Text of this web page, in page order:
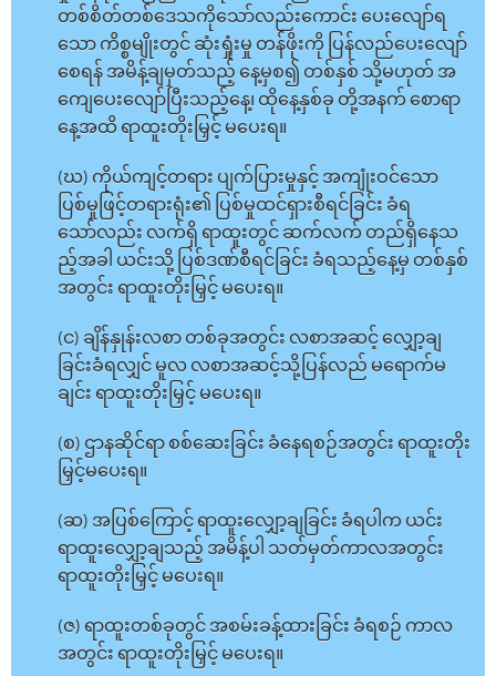
တစ်စိတ်တစ်ဒေသကိုသော်လည်းကောင်း ပေးလျော်ရ
သော ကိစ္စမျိုးတွင် ဆုံးရှုံးမှု တန်ဖိုးကို ပြန်လည်ပေးလျော်
စေရန် အမိန့်ချမှတ်သည့် နေ့မှစ၍ တစ်နှစ် သို့မဟုတ် အ
ကျေပေးလျော်ပြီးသည့်နေ့၊ ထိုနေ့နှစ်ခု တို့အနက် စောရာ
နေ့အထိ ရာထူးတိုးမြှင့် မပေးရ။
(ဃ) ကိုယ်ကျင့်တရား ပျက်ပြားမှုနှင့် အကျုံးဝင်သော
ပြစ်မှုဖြင့်တရားရုံး၏ ပြစ်မှုထင်ရှားစီရင်ခြင်း ခံရ
သော်လည်း လက်ရှိ ရာထူးတွင် ဆက်လက် တည်ရှိနေသ
ည့်အခါ ယင်းသို့ ပြစ်ဒဏ်စီရင်ခြင်း ခံရသည့်နေ့မှ တစ်နှစ်
အတွင်း ရာထူးတိုးမြှင့် မပေးရ။
(င) ချိန်နှုန်းလစာ တစ်ခုအတွင်း လစာအဆင့် လျှော့ချ
ခြင်းခံရလျှင် မူလ လစာအဆင့်သို့ပြန်လည် မရောက်မ
ချင်း ရာထူးတိုးမြှင့် မပေးရ။
(စ) ဌာနဆိုင်ရာ စစ်ဆေးခြင်း ခံနေရစဉ်အတွင်း ရာထူးတိုး
မြှင့်မပေးရ။
(ဆ) အပြစ်ကြောင့် ရာထူးလျှော့ချခြင်း ခံရပါက ယင်း
ရာထူးလျှော့ချသည့် အမိန့်ပါ သတ်မှတ်ကာလအတွင်း
ရာထူးတိုးမြှင့် မပေးရ။
(ဇ) ရာထူးတစ်ခုတွင် အစမ်းခန့်ထားခြင်း ခံရစဉ် ကာလ
အတွင်း ရာထူးတိုးမြှင့် မပေးရ။